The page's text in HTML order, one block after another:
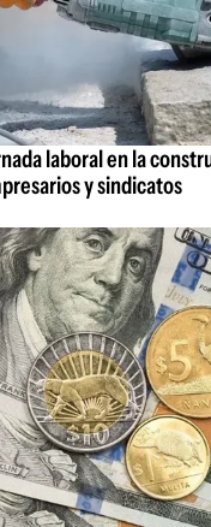
laboral en la
y sindicatos